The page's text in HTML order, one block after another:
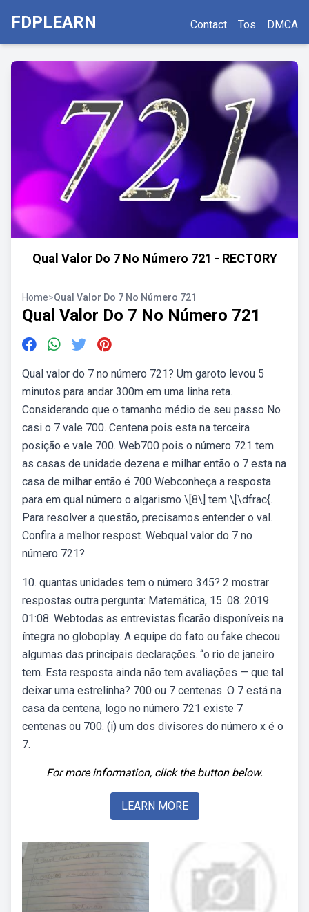
FDPLEARN Contact Tos DMCA
Qual Valor Do 7 No Número 721 - RECTORY
Home>Qual Valor Do 7 No Número 721
Qual Valor Do 7 No Número 721
Qual valor do 7 no número 721? Um garoto levou 5
minutos para andar 300m em uma linha reta.
Considerando que o tamanho médio de seu passo No
casi o 7 vale 700. Centena pois esta na terceira
posição e vale 700. Web700 pois o número 721 tem
as casas de unidade dezena e milhar então o 7 esta na
casa de milhar então é 700 Webconheça a resposta
para em qual número o algarismo \[8\] tem \[\dfrac{.
Para resolver a questão, precisamos entender o val.
Confira a melhor respost. Webqual valor do 7 no
número 721?
10. quantas unidades tem o número 345? 2 mostrar
respostas outra pergunta: Matemática, 15. 08. 2019
01:08. Webtodas as entrevistas ficarão disponíveis na
íntegra no globoplay. A equipe do fato ou fake checou
algumas das principais declarações. “o rio de janeiro
tem. Esta resposta ainda não tem avaliações — que tal
deixar uma estrelinha? 700 ou 7 centenas. O 7 está na
casa da centena, logo no número 721 existe 7
centenas ou 700. (i) um dos divisores do número x é o
7.
For more information, click the button below.
LEARN MORE